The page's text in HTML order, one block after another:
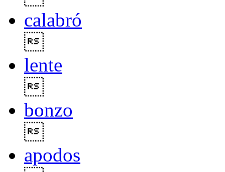
calabró
lente
bonzo
apodos